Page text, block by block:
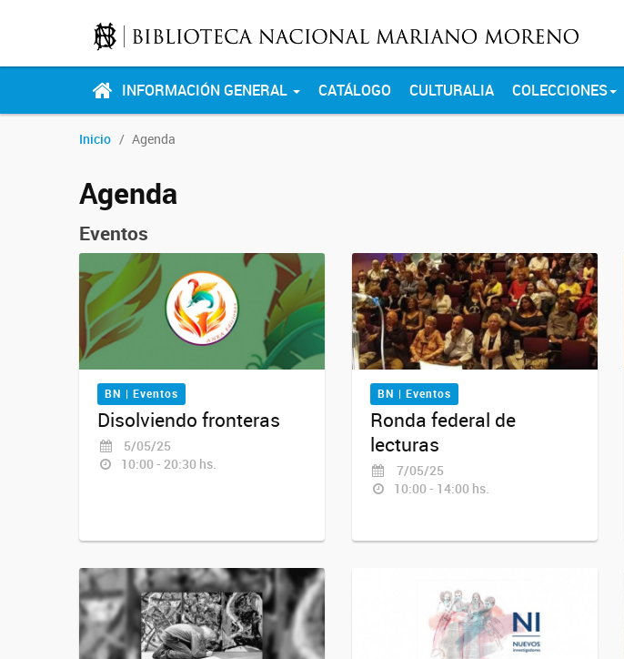
INFORMACIÓN GENERAL CATÁLOGO CULTURALIA COLECCIONES
Inicio Agenda
Agenda
Eventos
BN | Eventos
Disolviendo fronteras
5/05/25
10:00 - 20:30 hs.
BN | Eventos
Ronda federal de
lecturas
7/05/25
10:00 - 14:00 hs.